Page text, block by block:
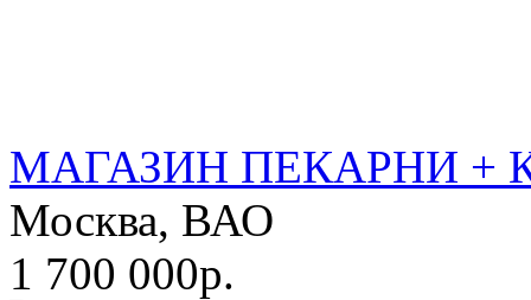
МАГАЗИН ПЕКАРНИ +
Москва, ВАО
1 700 000р.